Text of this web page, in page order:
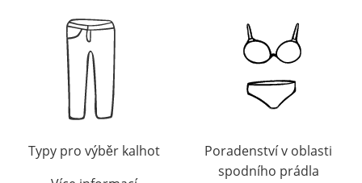
Typy pro výběr kalhot
Poradenství v oblasti
spodního prádla